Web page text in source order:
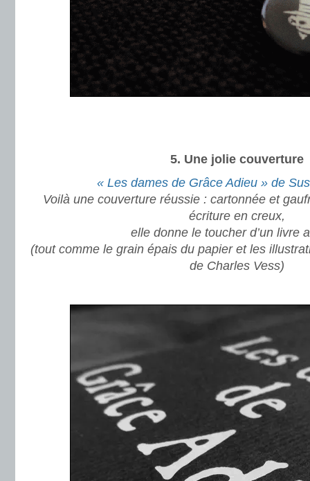
5. Une jolie couverture
« Les dames de Grâce Adieu » de
Voilà une couverture réussie : cartonnée et
écriture en creux,
elle donne le toucher d’un livre
(tout comme le grain épais du papier et les
de Charles Vess)